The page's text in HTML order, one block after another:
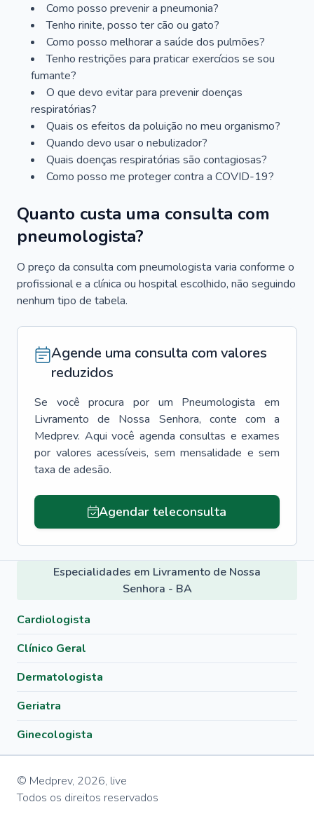
Como posso prevenir a pneumonia?
Tenho rinite, posso ter cão ou gato?
Como posso melhorar a saúde dos pulmões?
Tenho restrições para praticar exercícios se sou
fumante?
O que devo evitar para prevenir doenças
respiratórias?
Quais os efeitos da poluição no meu organismo?
Quando devo usar o nebulizador?
Quais doenças respiratórias são contagiosas?
Como posso me proteger contra a COVID-19?
Quanto custa uma consulta com
pneumologista?
O preço da consulta com pneumologista varia conforme o
profissional e a clínica ou hospital escolhido, não seguindo
nenhum tipo de tabela.
Agende uma consulta com valores
reduzidos
Se você procura por um Pneumologista
em
Livramento de Nossa Senhora, conte com a
Medprev. Aqui você agenda consultas e exames
por valores acessíveis, sem mensalidade e sem
taxa de adesão.
Agendar teleconsulta
Especialidades em Livramento de Nossa
Senhora - BA
Cardiologista
Clínico Geral
Dermatologista
Geriatra
Ginecologista
© Medprev, 2026, live
Todos os direitos reservados